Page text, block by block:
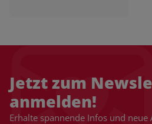
Jetzt zum
anmelden!
Erhalte spannende Infos und